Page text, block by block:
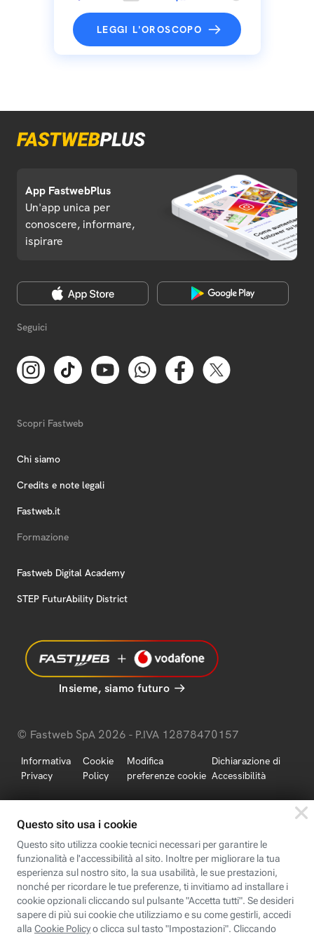
LEGGI L'OROSCOPO
App FastwebPlus
Un'app unica per
conoscere, informare,
ispirare
Seguici
Scopri Fastweb
Chi siamo
Credits e note legali
Fastweb.it
Formazione
Fastweb Digital Academy
STEP FuturAbility District
Insieme, siamo futuro
© Fastweb SpA 2026 - P.IVA 12878470157
Informativa
Privacy
Cookie
Policy
Modifica
preferenze cookie
Dichiarazione di
Accessibilità